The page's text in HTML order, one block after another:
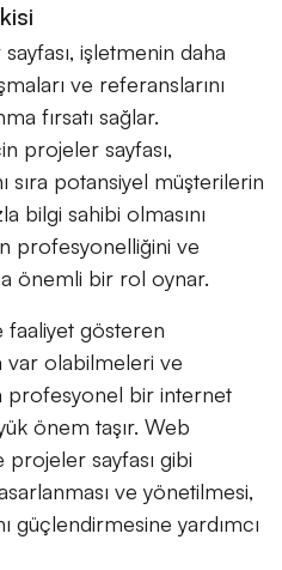
işletmenin daha
ve referanslarını
fırsatı sağlar.
projeler sayfası,
sıra potansiyel müşterilerin
bilgi sahibi olmasını
profesyonelliğini ve
önemli bir rol oynar.
faaliyet gösteren
var olabilmeleri ve
profesyonel bir internet
önem taşır. Web
projeler sayfası gibi
ve yönetilmesi,
güçlendirmesine yardımcı